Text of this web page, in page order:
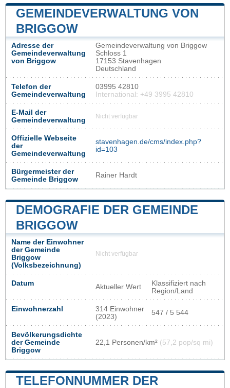
GEMEINDEVERWALTUNG VON
BRIGGOW
Adresse der
Gemeindeverwaltung
von Briggow
Gemeindeverwaltung von Briggow
Schloss 1
17153 Stavenhagen
Deutschland
Telefon der
Gemeindeverwaltung
03995 42810
International: +49 3995 42810
E-Mail der
Gemeindeverwaltung
Nicht verfügbar
Offizielle Webseite
der
Gemeindeverwaltung
stavenhagen.de/cms/index.php?
id=103
Bürgermeister der
Gemeinde Briggow
Rainer Hardt
DEMOGRAFIE DER GEMEINDE
BRIGGOW
Name der Einwohner
der Gemeinde
Briggow
(Volksbezeichnung)
Nicht verfügbar
Datum Aktueller Wert
Klassifiziert nach
Region/Land
Einwohnerzahl
314 Einwohner
(2023)
547 / 5 544
Bevölkerungsdichte
der Gemeinde
Briggow
22,1 Personen/km² (57,2 pop/sq mi)
TELEFONNUMMER DER